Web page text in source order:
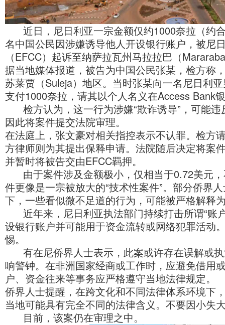
近日，尼日利亚一宗金额仅约1000奈拉（约
名中国公民因涉嫌诱导他人开设银行账户，被尼
（EFCC）起诉至纳萨拉瓦州马拉拉巴（
据当地媒体报道，被告为中国公民张某，检方称
苏莱贾（Suleja）地区。当时张某向一名尼日利
支付1000奈拉，请其以个人名义在Access Bank
检方认为，这一行为涉嫌“欺诈诱导”，可能
因此将案件提交法院审理。
在法庭上，张文豪对相关指控表示不认罪。检方
方律师则为其提出保释申请。法院随后决定将案
并暂时将被告交由EFCC羁押。
由于案件涉及金额极小，仅相当于0.72美元
件更像是一宗被放大的“技术性案件”。部分侨界
下，一些看似微不足道的行为，可能被严格解释
近年来，尼日利亚执法部门持续打击所谓“账
设银行账户并可能用于资金流转或网络犯罪活动
惕。
有在尼侨界人士表示，此案或许存在误解或
响警钟。在非洲国家经商或工作时，应避免借用
户、资金往来等事务应严格遵守当地法律规定。
侨界人士提醒，在跨文化和不同法律体系环境下
当地可能具有完全不同的法律含义。不要因小失
目前，该案仍在审理之中。